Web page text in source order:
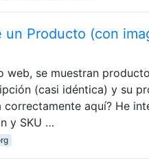
un Producto (con
web, se muestran
(casi idéntica) y su
aquí? He
y SKU …